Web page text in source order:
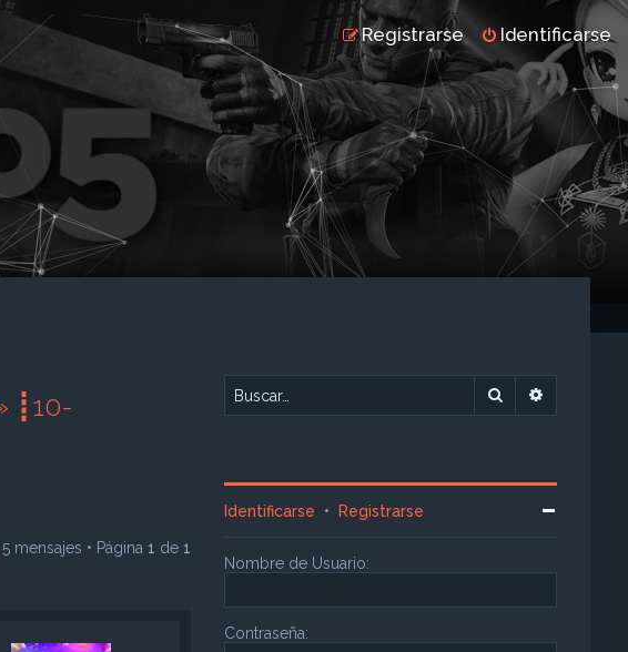
Identificarse
Registrarse
5 mensajes • Página1 de1
Buscar
Identificarse • Registrarse
Nombre de Usuario:
Contraseña: